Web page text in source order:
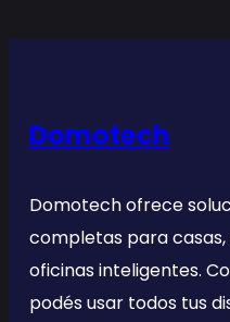
Domotech
Domotech ofrece
completas para casas,
oficinas inteligentes.
podés usar todos tus